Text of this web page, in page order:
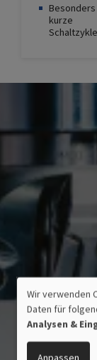
kurze
VERWENDUNG
DATEN
UND
Wir verwenden
Daten für
Analysen &
Anpassen